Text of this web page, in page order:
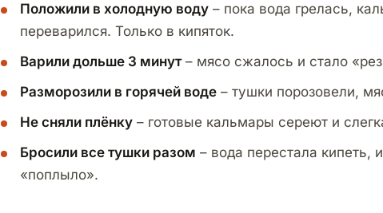
Положили в холодную воду – пока вода грелась,
переварился. Только в кипяток.
Варили дольше 3 минут– мясо сжалось и стало
Разморозили в горячей воде – тушки порозовели,
Не сняли плёнку – готовые кальмары сереют и
Бросили все тушки разом – вода перестала кипеть,
«поплыло».